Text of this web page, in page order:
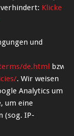
Klicke
und
de.html bzw.
. Wir weisen
Analytics um
um eine
(sog. IP-